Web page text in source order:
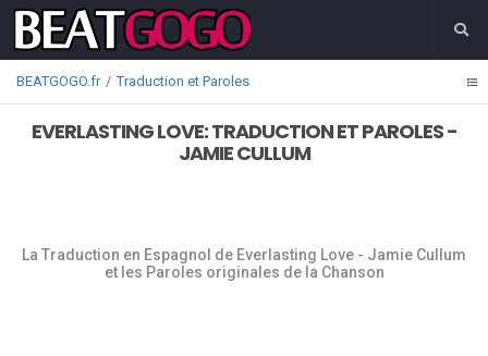
BEATGOGO.fr Traduction et Paroles
EVERLASTING LOVE: TRADUCTION ET PAROLES -
JAMIE CULLUM
La Traduction en Espagnol de Everlasting Love - Jamie Cullum
et les Paroles originales de la Chanson